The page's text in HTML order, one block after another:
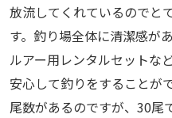
放流してくれているのでと
す。釣り場全体に清潔感が
ルアー用レンタルセットな
安心して釣りをすることが
尾数があるのですが、30尾